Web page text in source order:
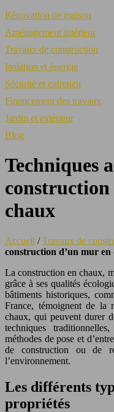
Rénovation de maison
Aménagement intérieur
Travaux de construction
Isolation et énergie
Sécurité et entretien
Financement des travaux
Jardin et extérieur
Blog
Techniques
chaux
Accueil /Travaux de
construction d’un mur en
La construction en chaux,
grâce à ses qualités
bâtiments historiques,
France, témoignent de la
chaux, qui peuvent durer
techniques
méthodes de pose et
de construction ou de
l’environnement.
Les différents
propriétés